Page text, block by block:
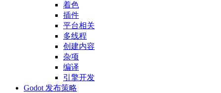
着色
插件
平台相关
多线程
创建内容
杂项
编译
引擎开发
Godot 发布策略